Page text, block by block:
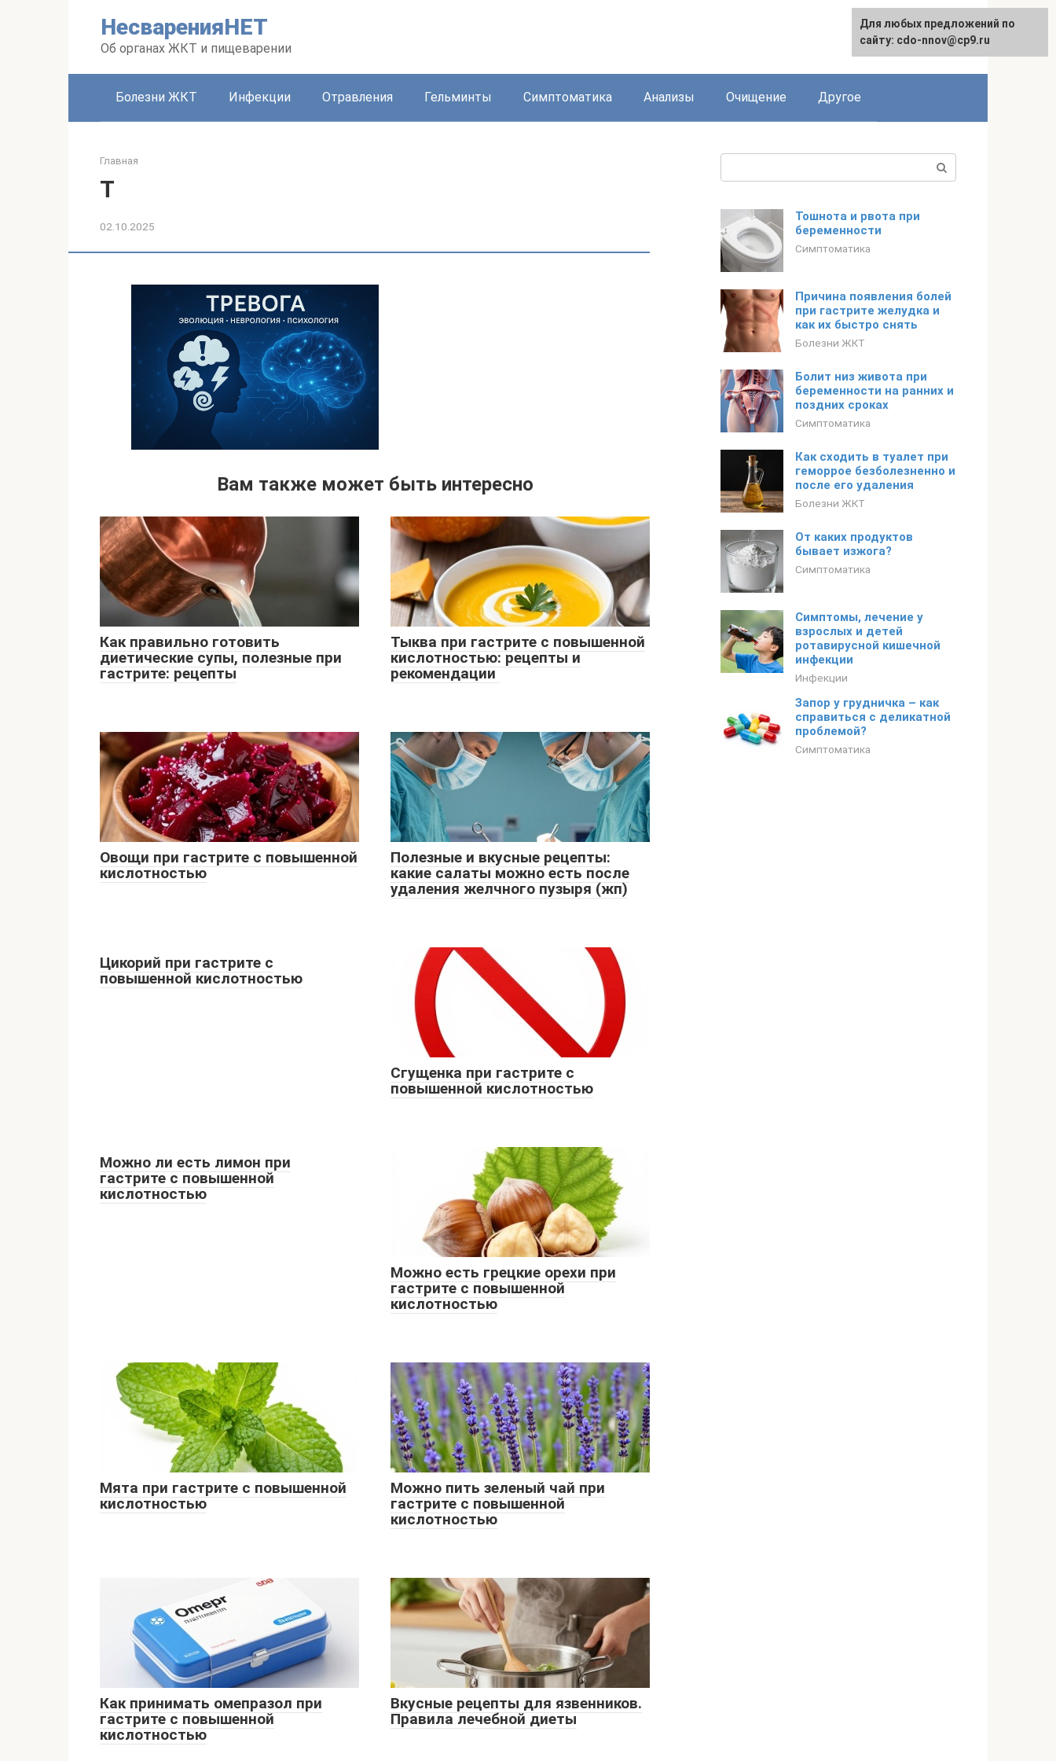
НесваренияНЕТ
Об органах ЖКТ и пищеварении
Болезни ЖКТ Инфекции Отравления Гельминты Симптоматика Анализы Очищение Другое
Главная
Т
02.10.2025
Вам также может быть интересно
Как правильно готовить
диетические супы, полезные при
гастрите: рецепты
Тыква при гастрите с повышенной
кислотностью: рецепты и
рекомендации
Овощи при гастрите с повышенной
кислотностью
Полезные и вкусные рецепты:
какие салаты можно есть после
удаления желчного пузыря (жп)
Цикорий при гастрите с
повышенной кислотностью
Сгущенка при гастрите с
повышенной кислотностью
Можно ли есть лимон при
гастрите с повышенной
кислотностью
Можно есть грецкие орехи при
гастрите с повышенной
кислотностью
Мята при гастрите с повышенной
кислотностью
Можно пить зеленый чай при
гастрите с повышенной
кислотностью
Как принимать омепразол при
гастрите с повышенной
кислотностью
Вкусные рецепты для язвенников.
Правила лечебной диеты
Тошнота и рвота при
беременности
Симптоматика
Причина появления болей
при гастрите желудка и
как их быстро снять
Болезни ЖКТ
Болит низ живота при
беременности на ранних и
поздних сроках
Симптоматика
Как сходить в туалет при
геморрое безболезненно и
после его удаления
Болезни ЖКТ
От каких продуктов
бывает изжога?
Симптоматика
Симптомы, лечение у
взрослых и детей
ротавирусной кишечной
инфекции
Инфекции
Запор у грудничка – как
справиться с деликатной
проблемой?
Симптоматика
Для любых предложений по
сайту: cdo-nnov@cp9.ru